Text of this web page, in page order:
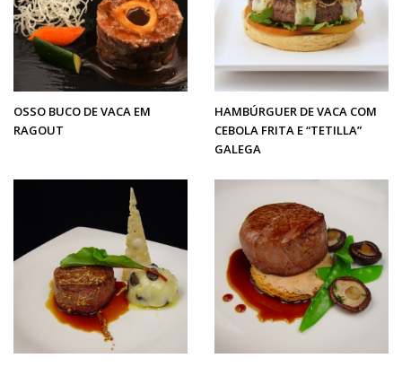
OSSO BUCO DE VACA EM
RAGOUT
HAMBÚRGUER DE VACA COM
CEBOLA FRITA E “TETILLA”
GALEGA